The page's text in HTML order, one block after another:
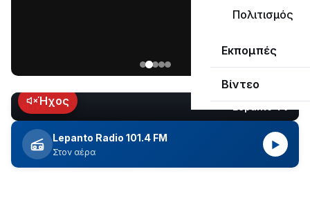
Πολιτισμός
Εκπομπές
Βίντεο
Κωτσανά
για
τα
μεγάλα
έργα
LIVEΉχος
Lepanto Radio 101.4 FM
Στον αέρα
▶